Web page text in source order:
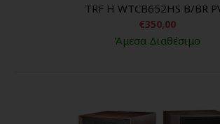
TRF H WTCB652HS B/BR
€350,00
Άμεσα Διαθέσιμο